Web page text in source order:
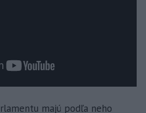
majú podľa neho